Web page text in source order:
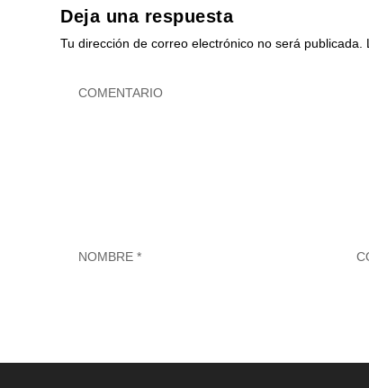
Deja una respuesta
Tu dirección de correo electrónico no será publicada.